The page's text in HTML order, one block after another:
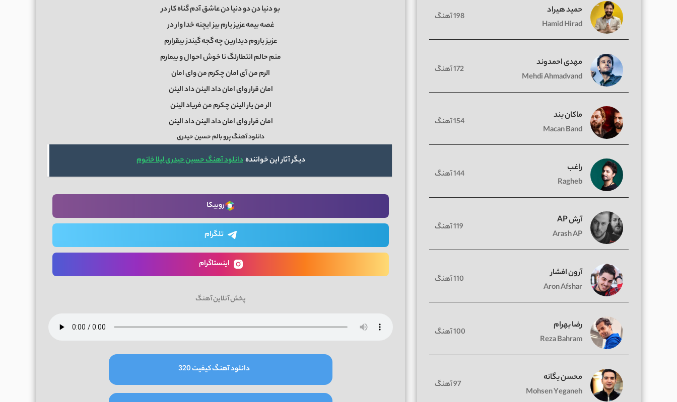
بو دنیا دن دو دنیا دن عاشق آدم گناه کار در
غصه بیمه عزیز یارم بیز ایچنه خدا وار در
عزیز یاروم دیدارین چه گجه گیندز بیقرارم
منم حالم انتطارلگ نا خوش احوال و بیمارم
الرم من آی امان چکرم من وای امان
امان قرار وای امان داد الینن داد الینن
الر من یار الینن چکرم من فریاد الینن
امان قرار وای امان داد الینن داد الینن
دانلود آهنگ پرو بالم حسین حیدری
دیگر آثار این خوانندهدانلود آهنگ حسین حیدری لیلا خانوم
روبیکا
تلگرام
اینستاگرام
پخش آنلاین آهنگ
دانلود آهنگ کیفیت 320
حمید هیراد
Hamid Hirad
198 آهنگ
مهدی احمدوند
Mehdi Ahmadvand
172 آهنگ
ماکان بند
Macan Band
154 آهنگ
راغب
Ragheb
144 آهنگ
آرش AP
Arash AP
119 آهنگ
آرون افشار
Aron Afshar
110 آهنگ
رضا بهرام
Reza Bahram
100 آهنگ
محسن یگانه
Mohsen Yeganeh
97 آهنگ